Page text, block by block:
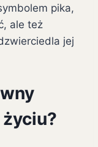
pika,
ale też
jej